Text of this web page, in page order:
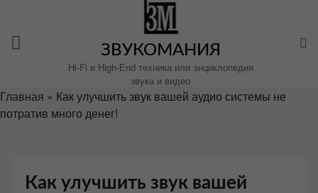
содержимому
ЗВУКОМАНИЯ
Hi-Fi и High-End техника или энциклопедия
звука и видео
Главная » Как улучшить звук вашей аудио системы не
потратив много денег!
Как улучшить звук вашей